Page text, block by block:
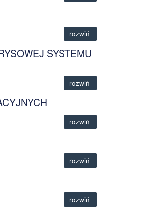
rozwiń
SYSTEMU
rozwiń
rozwiń
rozwiń
rozwiń